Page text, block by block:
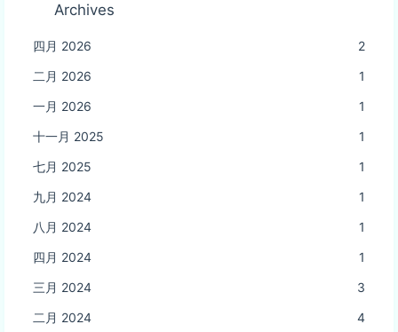
Archives
四月 2026
2
二月 2026
1
一月 2026
1
十一月 2025
1
七月 2025
1
九月 2024
1
八月 2024
1
四月 2024
1
三月 2024
3
二月 2024
4